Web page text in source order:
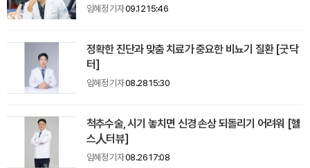
임혜정 기자09.12 15:46
정확한 진단과 맞춤 치료가 중요한 비뇨기 질환 [굿닥
터]
임혜정 기자08.28 15:30
척추수술, 시기 놓치면 신경 손상 되돌리기 어려워 [헬
스人터뷰]
임혜정 기자08.26 17:08